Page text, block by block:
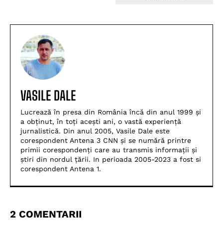
VASILE DALE
Lucrează în presa din România încă din anul 1999 și
a obținut, în toți acești ani, o vastă experiență
jurnalistică. Din anul 2005, Vasile Dale este
corespondent Antena 3 CNN și se numără printre
primii corespondenți care au transmis informații și
știri din nordul țării. In perioada 2005-2023 a fost si
corespondent Antena 1.
2 COMENTARII